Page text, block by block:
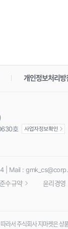
개인정보처리방
호
| Mail :
수규약
윤리경영
서 주식회사 지마켓은 상